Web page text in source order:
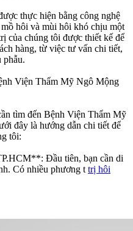
thực hiện bằng công nghệ
hôi và mùi hôi khó chịu một
của chúng tôi được thiết kế để
hàng, từ việc tư vấn chi tiết,
phẫu.
Viện Thẩm Mỹ Ngô Mộng
tìm đến Bệnh Viện Thẩm Mỹ
đây là hướng dẫn chi tiết để
tôi:
Đầu tiên, bạn cần di
Có nhiều phương t trị hôi